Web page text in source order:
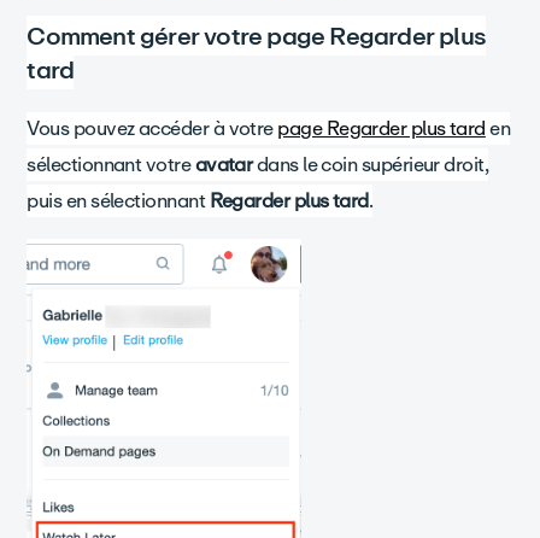
Comment gérer votre page Regarder plus
tard
Vous pouvez accéder à votrepage Regarder plus tarden
sélectionnant votreavatardans le coin supérieur droit,
puis en sélectionnantRegarder plus tard.​